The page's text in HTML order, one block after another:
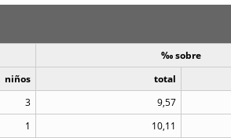
‰ sobre
niños total
3 9,57
1 10,11